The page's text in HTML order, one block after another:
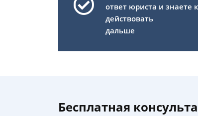
ответ юриста и знаете
действовать
дальше
Бесплатная